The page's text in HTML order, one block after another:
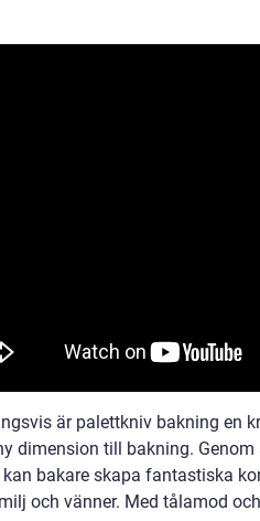
är palettkniv bakning en
dimension till bakning.
bakare skapa fantastiska
och vänner. Med tålamod